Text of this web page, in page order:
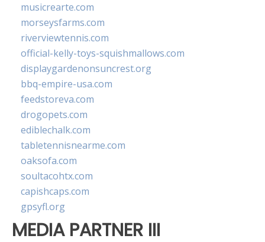
musicrearte.com
morseysfarms.com
riverviewtennis.com
official-kelly-toys-squishmallows.com
displaygardenonsuncrest.org
bbq-empire-usa.com
feedstoreva.com
drogopets.com
ediblechalk.com
tabletennisnearme.com
oaksofa.com
soultacohtx.com
capishcaps.com
gpsyfl.org
MEDIA PARTNER III